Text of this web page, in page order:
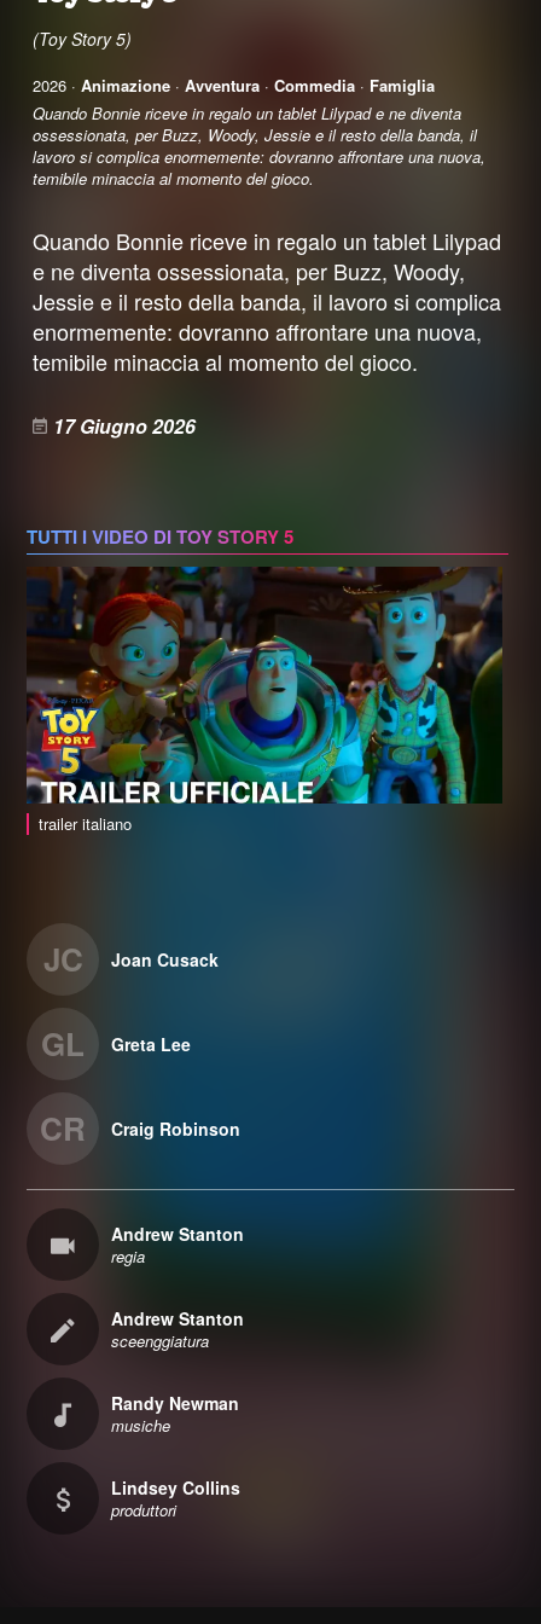
(Toy Story 5)
2026 · Animazione· Avventura· Commedia· Famiglia
Quando Bonnie riceve in regalo un tablet Lilypad e ne diventa
ossessionata, per Buzz, Woody, Jessie e il resto della banda, il
lavoro si complica enormemente: dovranno affrontare una nuova,
temibile minaccia al momento del gioco.
Quando Bonnie riceve in regalo un tablet Lilypad
e ne diventa ossessionata, per Buzz, Woody,
Jessie e il resto della banda, il lavoro si complica
enormemente: dovranno affrontare una nuova,
temibile minaccia al momento del gioco.
17 Giugno 2026
TUTTI I VIDEO DI TOY STORY 5
trailer italiano
JC Joan Cusack
GL Greta Lee
CR Craig Robinson
Andrew Stanton
regia
Andrew Stanton
sceenggiatura
Randy Newman
musiche
Lindsey Collins
produttori